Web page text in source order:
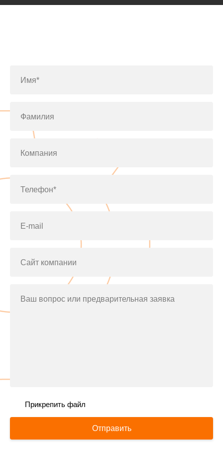
Имя*
Фамилия
Компания
Телефон*
E-mail
Сайт компании
Ваш вопрос или предварительная заявка
Прикрепить файл
Отправить